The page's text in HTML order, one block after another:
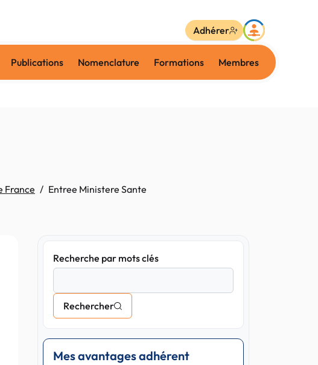
Publications Nomenclature Formations Membres
Adhérer
France Entree Ministere Sante
Recherche par mots clés
Rechercher
Mes avantages adhérent